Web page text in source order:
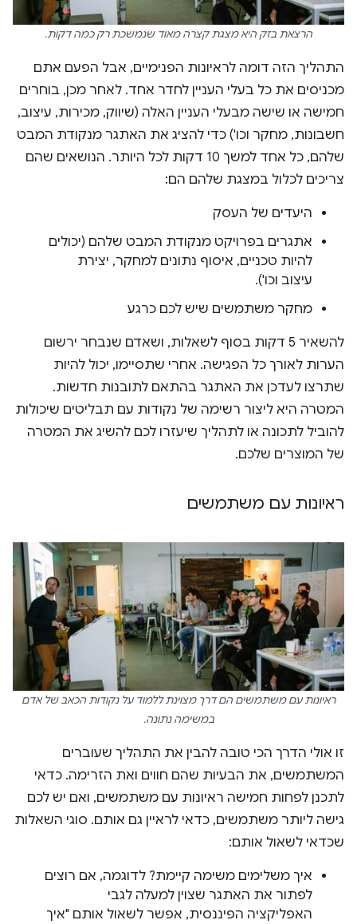
הרצאת בזק היא מצגת קצרה מאוד שנמשכת רק כמה דקות.
התהליך הזה דומה לראיונות הפנימיים, אבל הפעם אתם
מכניסים את כל בעלי העניין לחדר אחד. לאחר מכן, בוחרים
חמישה או שישה מבעלי העניין האלה (שיווק, מכירות, עיצוב,
חשבונות, מחקר וכו') כדי להציג את האתגר מנקודת המבט
שלהם, כל אחד למשך 10 דקות לכל היותר. הנושאים שהם
צריכים לכלול במצגת שלהם הם:
היעדים של העסק
אתגרים בפרויקט מנקודת המבט שלהם (יכולים
להיות טכניים, איסוף נתונים למחקר, יצירת
עיצוב וכו').
מחקר משתמשים שיש לכם כרגע
להשאיר 5 דקות בסוף לשאלות, ושאדם שנבחר ירשום
הערות לאורך כל הפגישה. אחרי שתסיימו, יכול להיות
שתרצו לעדכן את האתגר בהתאם לתובנות חדשות.
המטרה היא ליצור רשימה של נקודות עם תבליטים שיכולות
להוביל לתכונה או לתהליך שיעזרו לכם להשיג את המטרה
של המוצרים שלכם.
ראיונות עם משתמשים
ראיונות עם משתמשים הם דרך מצוינת ללמוד על נקודות הכאב של אדם
במשימה נתונה.
זו אולי הדרך הכי טובה להבין את התהליך שעוברים
המשתמשים, את הבעיות שהם חווים ואת הזרימה. כדאי
לתכנן לפחות חמישה ראיונות עם משתמשים, ואם יש לכם
גישה ליותר משתמשים, כדאי לראיין גם אותם. סוגי השאלות
שכדאי לשאול אותם:
איך משלימים משימה קיימת? לדוגמה, אם רוצים
לפתור את האתגר שצוין למעלה לגבי
האפליקציה הפיננסית, אפשר לשאול אותם "איך